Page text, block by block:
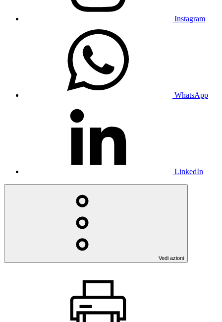
Instagram
WhatsApp
LinkedIn
Vedi azioni